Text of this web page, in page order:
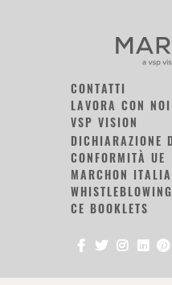
CONTATTI
LAVORA CON NOI
VSP VISION
DICHIARAZIONE
CONFORMITÀ UE
MARCHON
CE BOOKLETS